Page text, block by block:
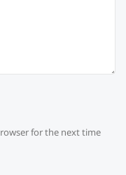
for the next time